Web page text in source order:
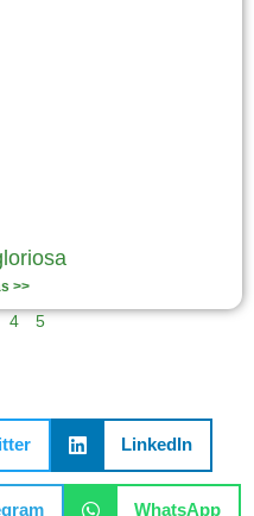
>>
4 5
LinkedIn
WhatsApp